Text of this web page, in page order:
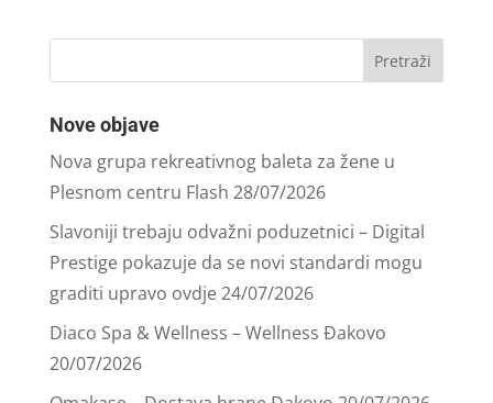
Nove objave
Nova grupa rekreativnog baleta za žene u
Plesnom centru Flash 28/07/2026
Slavoniji trebaju odvažni poduzetnici – Digital
Prestige pokazuje da se novi standardi mogu
graditi upravo ovdje24/07/2026
Diaco Spa & Wellness – Wellness Đakovo
20/07/2026